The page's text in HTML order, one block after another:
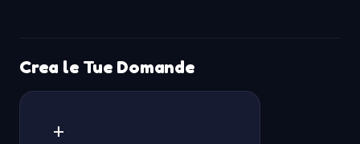
Crea le Tue Domande
+